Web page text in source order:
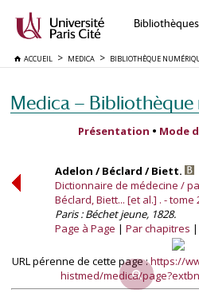
ACCUEIL MEDICA BIBLIOTHÈQUE
Medica —
Présentation • Mode
Adelon / Béclard / Biett.
Dictionnaire de médecine /
Béclard, Biett... [et al.] . - tome
Paris : Béchet jeune, 1828.
Page à Page
Par chapitres
URL pérenne de cette page :https://
histmed/medica/